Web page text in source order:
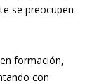
se preocupen
formación,
con